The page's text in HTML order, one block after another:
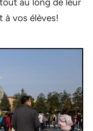
à vos élèves!